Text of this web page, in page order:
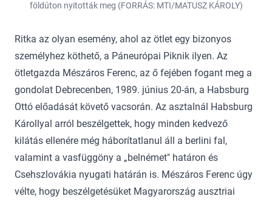
földúton nyitották meg (FORRÁS: MTI/MATUSZ KÁROLY)
Ritka az olyan esemény, ahol az ötlet egy bizonyos
személyhez köthető, a Páneurópai Piknik ilyen. Az
ötletgazda Mészáros Ferenc, az ő fejében fogant meg a
gondolat Debrecenben, 1989. június 20-án, a Habsburg
Ottó előadását követő vacsorán. Az asztalnál Habsburg
Károllyal arról beszélgettek, hogy minden kedvező
kilátás ellenére még háborítatlanul áll a berlini fal,
valamint a vasfüggöny a „belnémet" határon és
Csehszlovákia nyugati határán is. Mészáros Ferenc úgy
vélte, hogy beszélgetésüket Magyarország ausztriai